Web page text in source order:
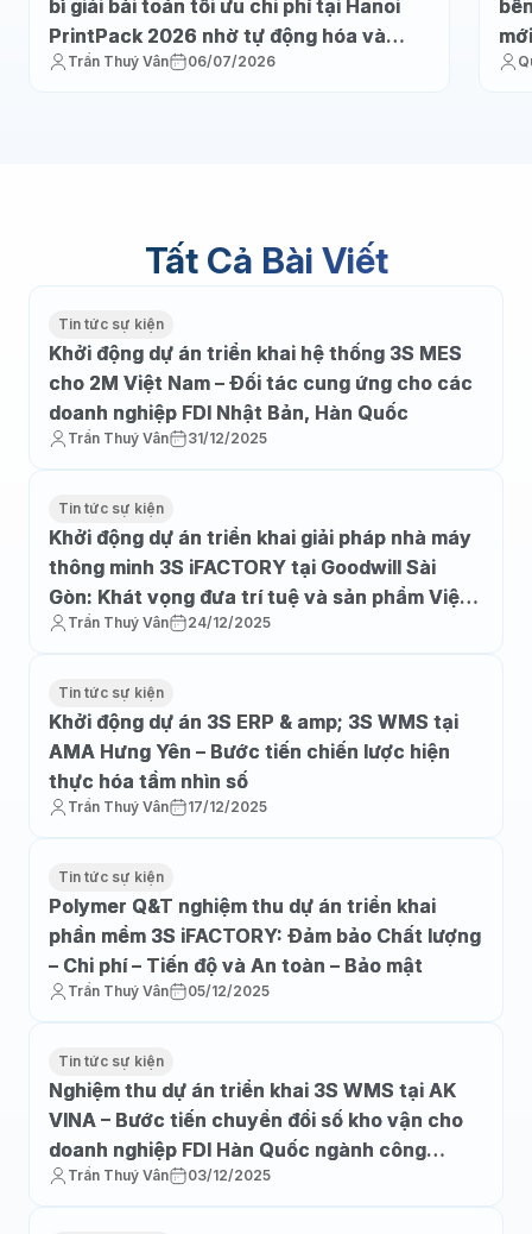
bì giải bài toán tối ưu chi phí tại Hanoi
PrintPack 2026 nhờ tự động hóa và
thực thi sản xuất
Trần Thuý Vân 06/07/2026
Tất Cả Bài Viết
Tin tức sự kiện
Khởi động dự án triển khai hệ thống 3S MES
cho 2M Việt Nam – Đối tác cung ứng cho các
doanh nghiệp FDI Nhật Bản, Hàn Quốc
Trần Thuý Vân 31/12/2025
Tin tức sự kiện
Khởi động dự án triển khai giải pháp nhà máy
thông minh 3S iFACTORY tại Goodwill Sài
Gòn: Khát vọng đưa trí tuệ và sản phẩm Việt
vươn tầm thế giới
Trần Thuý Vân 24/12/2025
Tin tức sự kiện
Khởi động dự án 3S ERP & amp; 3S WMS tại
AMA Hưng Yên – Bước tiến chiến lược hiện
thực hóa tầm nhìn số
Trần Thuý Vân 17/12/2025
Tin tức sự kiện
Polymer Q&T nghiệm thu dự án triển khai
phần mềm 3S iFACTORY: Đảm bảo Chất lượng
– Chi phí – Tiến độ và An toàn – Bảo mật
Trần Thuý Vân 05/12/2025
Tin tức sự kiện
Nghiệm thu dự án triển khai 3S WMS tại AK
VINA – Bước tiến chuyển đổi số kho vận cho
doanh nghiệp FDI Hàn Quốc ngành công
nghiệp hóa chất
Trần Thuý Vân 03/12/2025